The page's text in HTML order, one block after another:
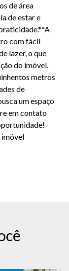
de área
de estar e
com fácil
lazer, o que
do imóvel.
metros
de
um espaço
em contato
imóvel